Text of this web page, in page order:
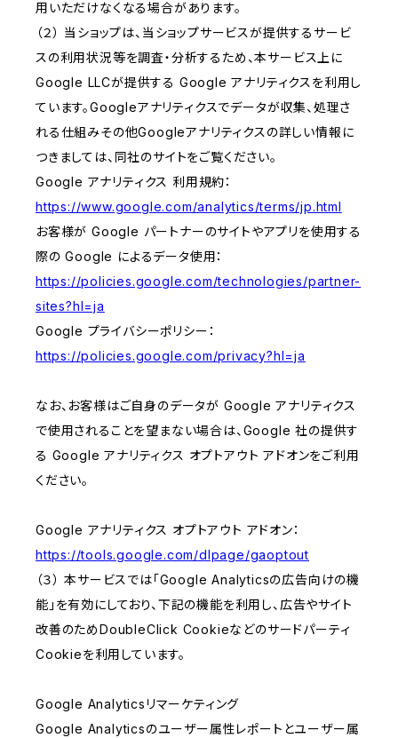
用いただけなくなる場合があります。
（２） 当ショップは、当ショップサービスが提供するサービ
スの利用状況等を調査・分析するため、本サービス上に
Google LLCが提供する Google アナリティクスを利用し
ています。Googleアナリティクスでデータが収集、処理さ
れる仕組みその他Googleアナリティクスの詳しい情報に
つきましては、同社のサイトをご覧ください。
Google アナリティクス 利用規約：
https://www.google.com/analytics/terms/jp.html
お客様が Google パートナーのサイトやアプリを使用する
際の Google によるデータ使用：
https://policies.google.com/technologies/partner-
sites?hl=ja
Google プライバシーポリシー：
https://policies.google.com/privacy?hl=ja
なお、お客様はご自身のデータが Google アナリティクス
で使用されることを望まない場合は、Google 社の提供す
る Google アナリティクス オプトアウト アドオンをご利用
ください。
Google アナリティクス オプトアウト アドオン：
https://tools.google.com/dlpage/gaoptout
（３） 本サービスでは「Google Analyticsの広告向けの機
能」を有効にしており、下記の機能を利用し、広告やサイト
改善のためDoubleClick Cookieなどのサードパーティ
Cookieを利用しています。
Google Analyticsリマーケティング
Google Analyticsのユーザー属性レポートとユーザー属